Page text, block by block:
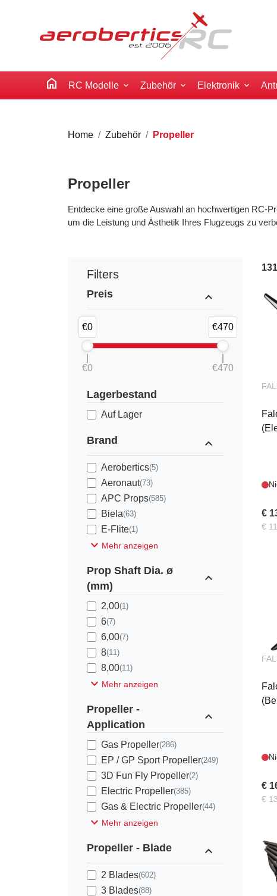
home RC Modelle Zubehör Elektronik
Home Zubehör Propeller
Propeller
Entdecke eine große Auswahl an hochwertigen RC-
um die Leistung und Ästhetik Ihres Flugzeugs zu
Filters
Preis expand_less
€0 €470
€0 €470
Lagerbestand
Auf Lager
Brand expand_less
Aerobertics(5)
Aeronaut(73)
APC Props(585)
Biela(63)
E-Flite(1)
expand_more Mehr anzeigen
Prop Shaft Dia. ø
(mm)
expand_less
2,00(1)
6(7)
6,00(7)
8(11)
8,00(11)
expand_more Mehr anzeigen
Propeller -
Application
expand_less
Gas Propeller(286)
EP / GP Sport Propeller(249)
3D Fun Fly Propeller(2)
Electric Propeller(385)
Gas & Electric Propeller(44)
expand_more Mehr anzeigen
Propeller - Blade expand_less
2 Blades(602)
3 Blades(88)
€
€
€
€